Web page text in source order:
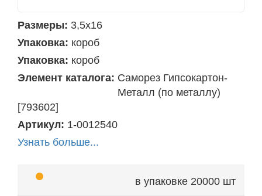
Размеры: 3,5х16
Упаковка: короб
Упаковка: короб
Элемент каталога: Саморез Гипсокартон-
Металл (по металлу)
[793602]
Артикул: 1-0012540
Узнать больше...
в упаковке 20000 шт